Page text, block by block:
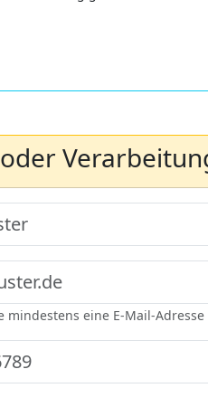
mindestens eine E-Mail-